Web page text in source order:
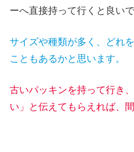
ーへ直接持って行くと良いで
サイズや種類が多く、どれ
こともあるかと思います。
古いパッキンを持って行き
い」と伝えてもらえれば、